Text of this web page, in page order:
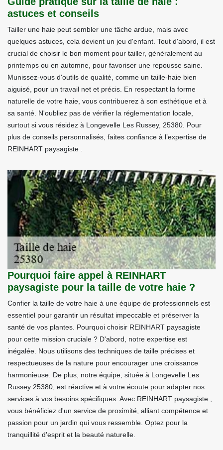
astuces et conseils
Tailler une haie peut sembler une tâche ardue, mais avec
quelques astuces, cela devient un jeu d'enfant. Tout d'abord, il est
crucial de choisir le bon moment pour tailler, généralement au
printemps ou en automne, pour favoriser une repousse saine.
Munissez-vous d'outils de qualité, comme un taille-haie bien
aiguisé, pour un travail net et précis. En respectant la forme
naturelle de votre haie, vous contribuerez à son esthétique et à
sa santé. N'oubliez pas de vérifier la réglementation locale,
surtout si vous résidez à Longevelle Les Russey, 25380. Pour
plus de conseils personnalisés, faites confiance à l’expertise de
REINHART paysagiste .
Pourquoi faire appel à REINHART
paysagiste pour la taille de votre haie ?
Confier la taille de votre haie à une équipe de professionnels est
essentiel pour garantir un résultat impeccable et préserver la
santé de vos plantes. Pourquoi choisir REINHART paysagiste
pour cette mission cruciale ? D'abord, notre expertise est
inégalée. Nous utilisons des techniques de taille précises et
respectueuses de la nature pour encourager une croissance
harmonieuse. De plus, notre équipe, située à Longevelle Les
Russey 25380, est réactive et à votre écoute pour adapter nos
services à vos besoins spécifiques. Avec REINHART paysagiste ,
vous bénéficiez d'un service de proximité, alliant compétence et
passion pour un jardin qui vous ressemble. Optez pour la
tranquillité d'esprit et la beauté naturelle.